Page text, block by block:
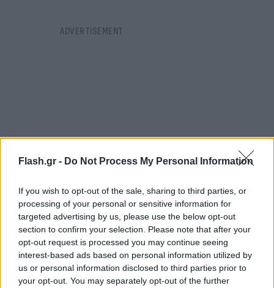
Flash.gr - Do Not Process My Personal Information
If you wish to opt-out of the sale, sharing to third parties, or
processing of your personal or sensitive information for
targeted advertising by us, please use the below opt-out
section to confirm your selection. Please note that after your
opt-out request is processed you may continue seeing
interest-based ads based on personal information utilized by
us or personal information disclosed to third parties prior to
your opt-out. You may separately opt-out of the further
Αντίθετα, εκτός θα παραμείνει για τέταρτο
συνεχόμενο παιχνίδι ο αδερφός του, Κώστας
Αντετοκούνμπο, ο οποίος δεν έχει ξεπεράσει